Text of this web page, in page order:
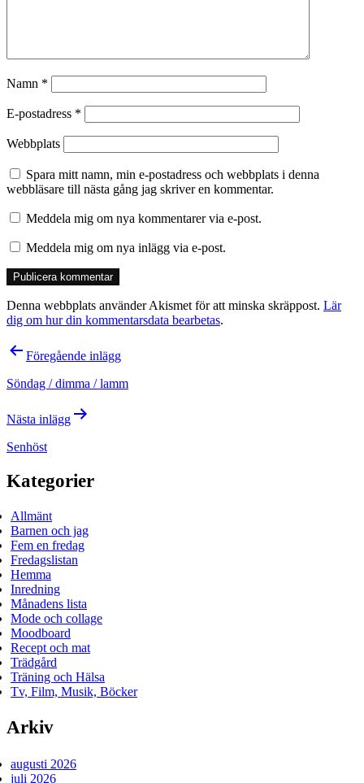
Namn *
E-postadress *
Webbplats
Spara mitt namn, min e-postadress och webbplats i denna
webbläsare till nästa gång jag skriver en kommentar.
Meddela mig om nya kommentarer via e-post.
Meddela mig om nya inlägg via e-post.
Denna webbplats använder Akismet för att minska skräppost. Lär
dig om hur din kommentarsdata bearbetas.
Inläggsnavigering
Föregående inlägg
Söndag / dimma / lamm
Nästa inlägg
Senhöst
Kategorier
Allmänt
Barnen och jag
Fem en fredag
Fredagslistan
Hemma
Inredning
Månadens lista
Mode och collage
Moodboard
Recept och mat
Trädgård
Träning och Hälsa
Tv, Film, Musik, Böcker
Arkiv
augusti 2026
juli 2026